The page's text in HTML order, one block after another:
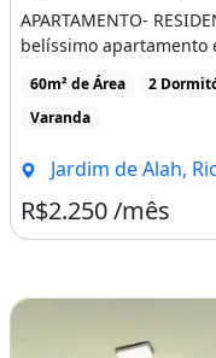
APARTAMENTO-
belíssimo apartamento
60m² de Área 2
Varanda
Jardim de Alah,
R$2.250 /mês